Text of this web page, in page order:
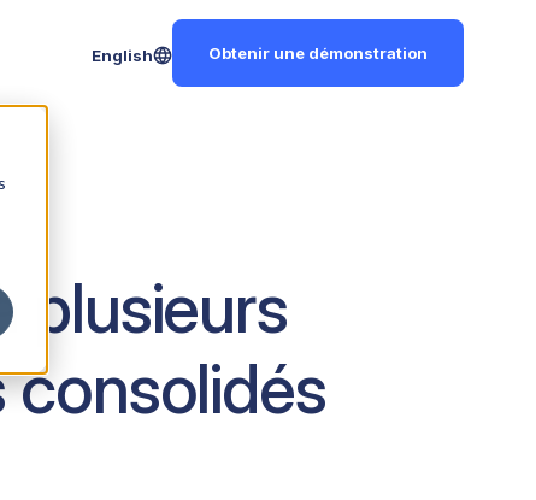
English Obtenir une démonstration
plusieurs